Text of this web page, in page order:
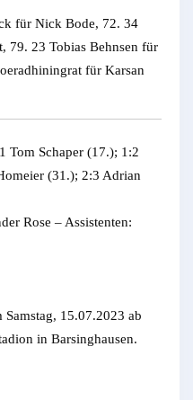
für Nick Bode, 72. 34
79. 23 Tobias Behnsen für
für Karsan
Tom Schaper (17.); 1:2
(31.); 2:3 Adrian
Rose – Assistenten:
Samstag, 15.07.2023 ab
in Barsinghausen.